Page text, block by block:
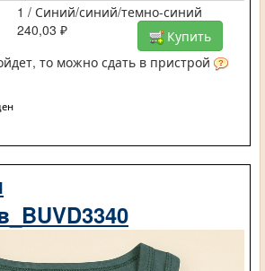
1 / Синий/синий/темно-синий
240,03 ₽
Купить
то можно сдать в пристрой